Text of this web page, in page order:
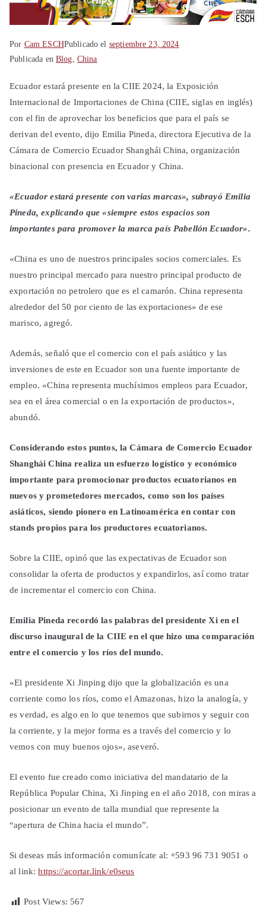
Por Cam ESCHPublicado el septiembre 23, 2024
Publicada en Blog, China
Ecuador estará presente en la CIIE 2024, la Exposición
Internacional de Importaciones de China (CIIE, siglas en inglés)
con el fin de aprovechar los beneficios que para el país se
derivan del evento, dijo Emilia Pineda, directora Ejecutiva de la
Cámara de Comercio Ecuador Shanghái China, organización
binacional con presencia en Ecuador y China.
«Ecuador estará presente con varias marcas», subrayó Emilia
Pineda, explicando que «siempre estos espacios son
importantes para promover la marca país Pabellón Ecuador».
«China es uno de nuestros principales socios comerciales. Es
nuestro principal mercado para nuestro principal producto de
exportación no petrolero que es el camarón. China representa
alrededor del 50 por ciento de las exportaciones» de ese
marisco, agregó.
Además, señaló que el comercio con el país asiático y las
inversiones de este en Ecuador son una fuente importante de
empleo. «China representa muchísimos empleos para Ecuador,
sea en el área comercial o en la exportación de productos»,
abundó.
Considerando estos puntos, la Cámara de Comercio Ecuador
Shanghái China realiza un esfuerzo logístico y económico
importante para promocionar productos ecuatorianos en
nuevos y prometedores mercados, como son los países
asiáticos, siendo pionero en Latinoamérica en contar con
stands propios para los productores ecuatorianos.
Sobre la CIIE, opinó que las expectativas de Ecuador son
consolidar la oferta de productos y expandirlos, así como tratar
de incrementar el comercio con China.
Emilia Pineda recordó las palabras del presidente Xi en el
discurso inaugural de la CIIE en el que hizo una comparación
entre el comercio y los ríos del mundo.
«El presidente Xi Jinping dijo que la globalización es una
corriente como los ríos, como el Amazonas, hizo la analogía, y
es verdad, es algo en lo que tenemos que subirnos y seguir con
la corriente, y la mejor forma es a través del comercio y lo
vemos con muy buenos ojos», aseveró.
El evento fue creado como iniciativa del mandatario de la
República Popular China, Xi Jinping en el año 2018, con miras a
posicionar un evento de talla mundial que represente la
“apertura de China hacia el mundo”.
Si deseas más información comunícate al: +593 96 731 9051 o
al link:https://acortar.link/e0seus
Post Views: 567